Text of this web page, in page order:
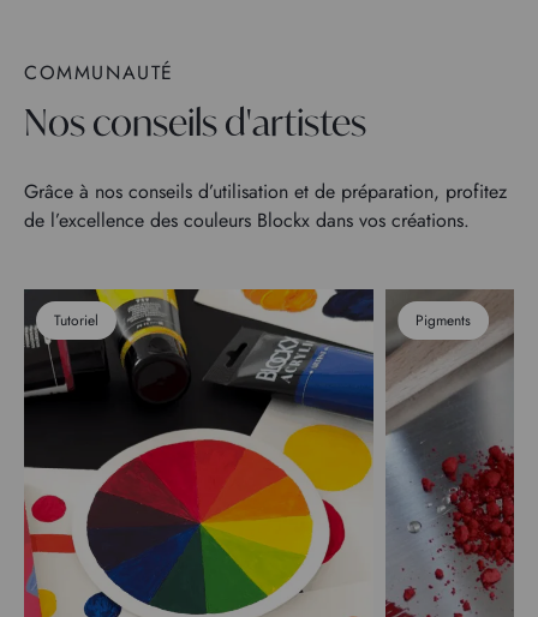
COMMUNAUTÉ
Nos conseils d'artistes
Grâce à nos conseils d’utilisation et de préparation, profitez
de l’excellence des couleurs Blockx dans vos créations.
Tutoriel Pigments